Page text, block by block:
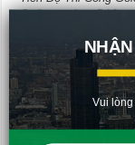
Quảng trường D16
Vui